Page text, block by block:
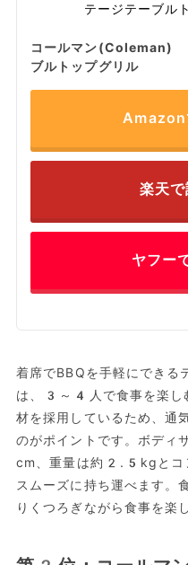
コールマン(Coleman)
ブルトップグリル
Amazon
楽天
ヤフー
着席でBBQを手軽にできる
は、3～4人で食事を楽し
材を採用しているため、通
のがポイントです。ボ
cm、重量は約2.5kgとコ
スムーズに持ち運べます。
りくつろぎながら食事を楽